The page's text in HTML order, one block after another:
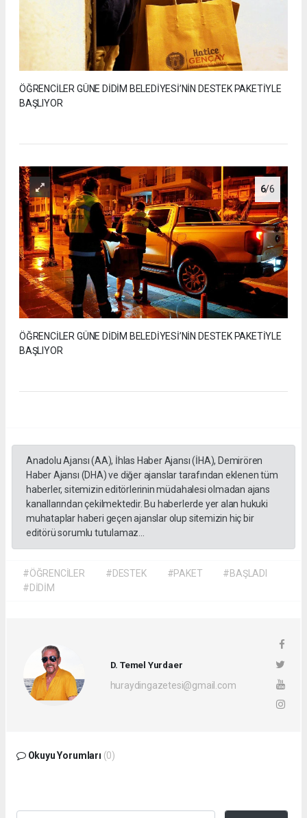
ÖĞRENCİLER GÜNE DİDİM BELEDİYESİ’NİN DESTEK PAKETİYLE
BAŞLIYOR
6/6
ÖĞRENCİLER GÜNE DİDİM BELEDİYESİ’NİN DESTEK PAKETİYLE
BAŞLIYOR
Anadolu Ajansı (AA), İhlas Haber Ajansı (İHA), Demirören
Haber Ajansı (DHA) ve diğer ajanslar tarafından eklenen tüm
haberler, sitemizin editörlerinin müdahalesi olmadan ajans
kanallarından çekilmektedir. Bu haberlerde yer alan hukuki
muhataplar haberi geçen ajanslar olup sitemizin hiç bir
editörü sorumlu tutulamaz...
#ÖĞRENCİLER #DESTEK #PAKET
#BAŞLADI
#DİDİM
D. Temel Yurdaer
huraydingazetesi@gmail.com
Okuyu Yorumları (0)